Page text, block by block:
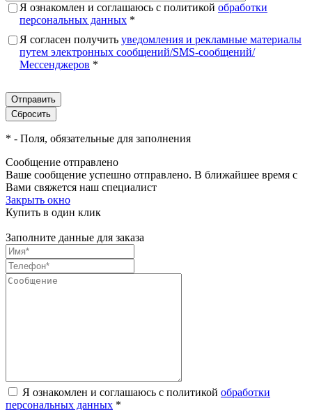
Я ознакомлен и соглашаюсь с политикой обработки
персональных данных *
Я согласен получить уведомления и рекламные материалы
путем электронных сообщений/SMS-сообщений/
Мессенджеров *
* - Поля, обязательные для заполнения
Сообщение отправлено
Ваше сообщение успешно отправлено. В ближайшее время с
Вами свяжется наш специалист
Закрыть окно
Купить в один клик
Заполните данные для заказа
Я ознакомлен и соглашаюсь с политикой обработки
персональных данных *